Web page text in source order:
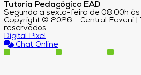
Tutoria Pedagógica EAD
Segunda a sexta-feira de 08:00h às
Copyright © 2026 - Central Faveni |
reservados
Digital Pixel
Chat Online